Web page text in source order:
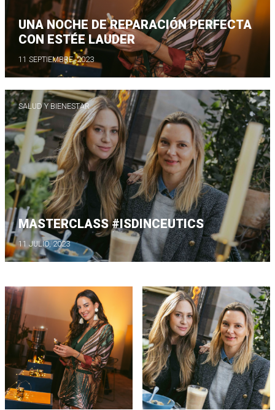
UNA NOCHE DE REPARACIÓN PERFECTA
CON ESTÉE LAUDER
11 SEPTIEMBRE, 2023
SALUD Y BIENESTAR
MASTERCLASS #ISDINCEUTICS
11 JULIO, 2023